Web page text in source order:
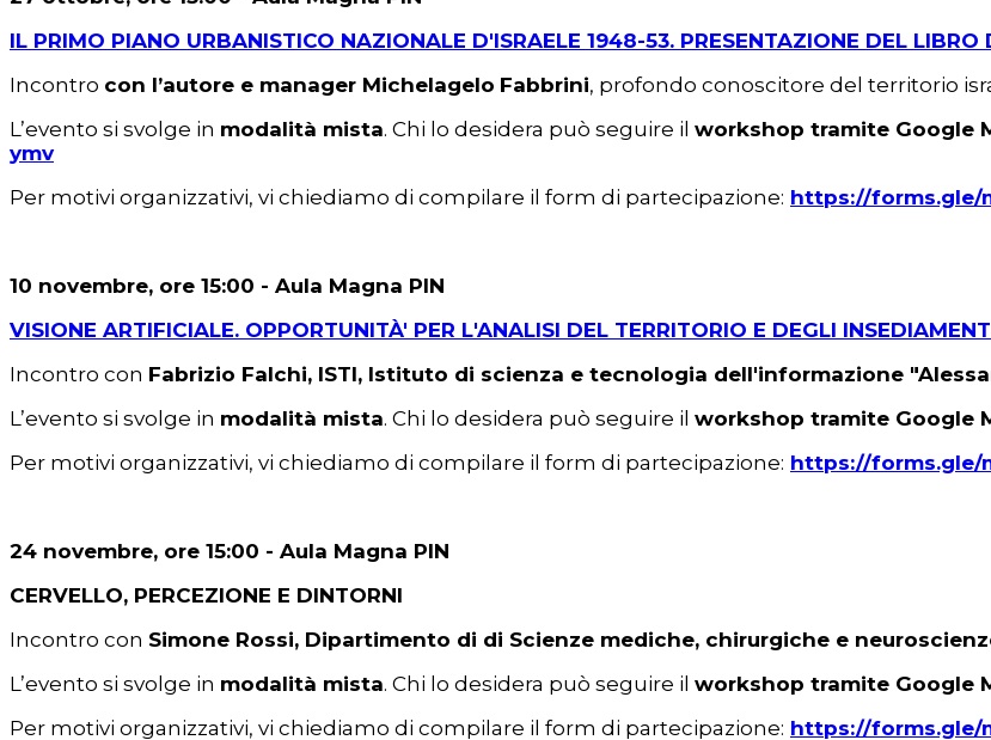
IL PRIMO PIANO URBANISTICO NAZIONALE D'ISRAELE 1948-53. PRESENTAZIONE DEL
Incontro con l’autore e manager Michelagelo Fabbrini, profondo conoscitore del territorio
L’evento si svolge in modalità mista. Chi lo desidera può seguire il workshop tramite Google
ymv
Per motivi organizzativi, vi chiediamo di compilare il form di partecipazione: https://forms.gle/
10 novembre, ore 15:00 - Aula Magna PIN
VISIONE ARTIFICIALE. OPPORTUNITÀ' PER L'ANALISI DEL TERRITORIO E DEGLI
Incontro con Fabrizio Falchi, ISTI, Istituto di scienza e tecnologia dell'informazione
L’evento si svolge in modalità mista. Chi lo desidera può seguire il workshop tramite Google
Per motivi organizzativi, vi chiediamo di compilare il form di partecipazione: https://forms.gle/
24 novembre, ore 15:00 - Aula Magna PIN
CERVELLO, PERCEZIONE E DINTORNI
Incontro con Simone Rossi, Dipartimento di di Scienze mediche, chirurgiche e
L’evento si svolge in modalità mista. Chi lo desidera può seguire il workshop tramite Google
Per motivi organizzativi, vi chiediamo di compilare il form di partecipazione: https://forms.gle/